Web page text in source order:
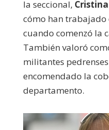
la seccional,
cómo han trabajado
cuando comenzó la
También valoró
militantes
encomendado la
departamento.